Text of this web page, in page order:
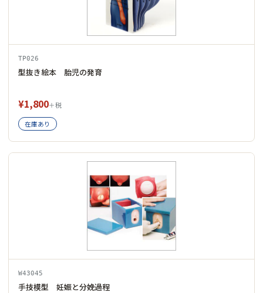
TP026
型抜き絵本 胎児の発育
¥1,800＋税
在庫あり
W43045
手技模型 妊娠と分娩過程